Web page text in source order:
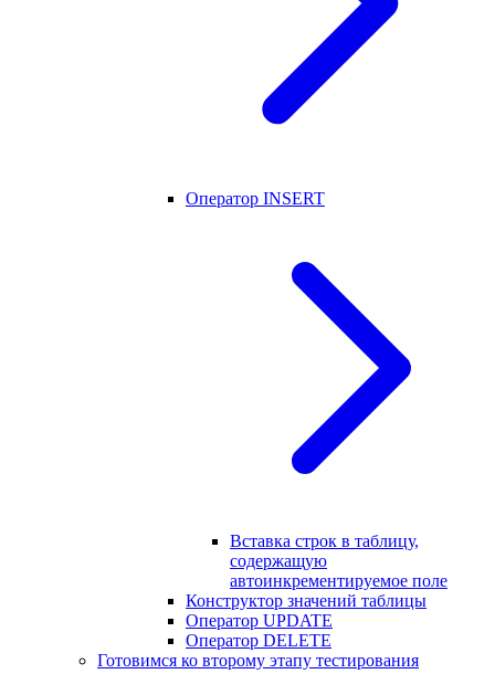
Оператор INSERT
Вставка строк в таблицу,
содержащую
автоинкрементируемое поле
Конструктор значений таблицы
Оператор UPDATE
Оператор DELETE
Готовимся ко второму этапу тестирования